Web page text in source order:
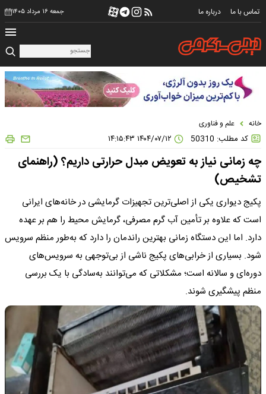
تماس با ما درباره ما جمعه ۱۶ مرداد ۱۴۰۵
خانه علم و فناوری
کد مطلب: 50310
چه زمانی نیاز به تعویض مبدل حرارتی داریم؟ (راهنمای
تشخیص)
پکیج دیواری یکی از اصلی‌ترین تجهیزات گرمایشی در خانه‌های ایرانی
است که علاوه بر تأمین آب گرم مصرفی، گرمایش محیط را هم بر عهده
دارد. اما این دستگاه زمانی بهترین راندمان را دارد که به‌طور منظم سرویس
شود. بسیاری از خرابی‌های پکیج ناشی از بی‌توجهی به سرویس‌های
دوره‌ای و سالانه است؛ مشکلاتی که می‌توانند به‌سادگی با یک بررسی
منظم پیشگیری شوند.